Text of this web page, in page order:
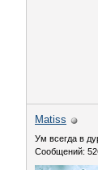
Matiss
Ум всегда в
Сообщений: